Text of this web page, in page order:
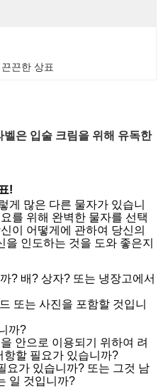
끈한 상표
은 입술 크림을 위해 유독한
!
게 많은 다른 물자가 있습니
를 위해 완벽한 물자를 선택
이 어떻게에 관하여 당신의
인도하는 것을 도와 좋은지
? 배? 상자? 또는 냉장고에서
또는 사진을 포함할 것입니
까?
안으로 이용되기 위하여 려
항할 필요가 있습니까?
요가 있습니까? 또는 그것 남
일 것입니까?